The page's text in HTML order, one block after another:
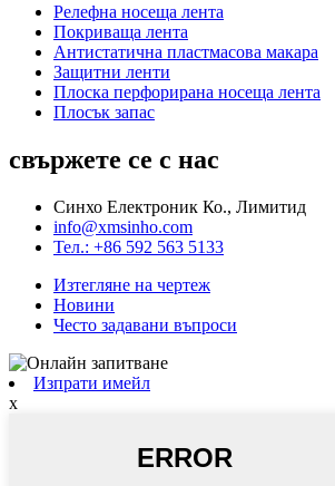
Релефна носеща лента
Покриваща лента
Антистатична пластмасова макара
Защитни ленти
Плоска перфорирана носеща лента
Плосък запас
свържете се с нас
Синхо Електроник Ко., Лимитид
info@xmsinho.com
Тел.: +86 592 563 5133
Изтегляне на чертеж
Новини
Често задавани въпроси
Изпрати имейл
x